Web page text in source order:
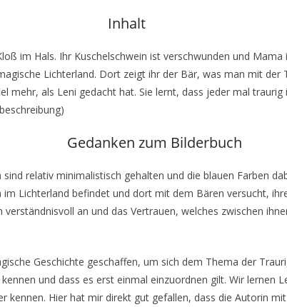
Inhalt
im Hals. Ihr Kuschelschwein ist verschwunden und Mama
Lichterland. Dort zeigt ihr der Bär, was man mit der
mehr, als Leni gedacht hat. Sie lernt, dass jeder mal traurig
Gedanken zum Bilderbuch
relativ minimalistisch gehalten und die blauen Farben
im Lichterland befindet und dort mit dem Bären versucht,
verständnisvoll an und das Vertrauen, welches zwischen
Geschichte geschaffen, um sich dem Thema der
und dass es erst einmal einzuordnen gilt. Wir lernen
kennen. Hier hat mir direkt gut gefallen, dass die Autorin